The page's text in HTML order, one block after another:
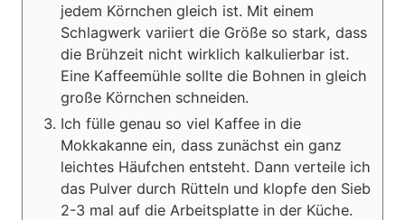
jedem Körnchen gleich ist. Mit einem
Schlagwerk variiert die Größe so stark, dass
die Brühzeit nicht wirklich kalkulierbar ist.
Eine Kaffeemühle sollte die Bohnen in gleich
große Körnchen schneiden.
Ich fülle genau so viel Kaffee in die
Mokkakanne ein, dass zunächst ein ganz
leichtes Häufchen entsteht. Dann verteile ich
das Pulver durch Rütteln und klopfe den Sieb
2-3 mal auf die Arbeitsplatte in der Küche.